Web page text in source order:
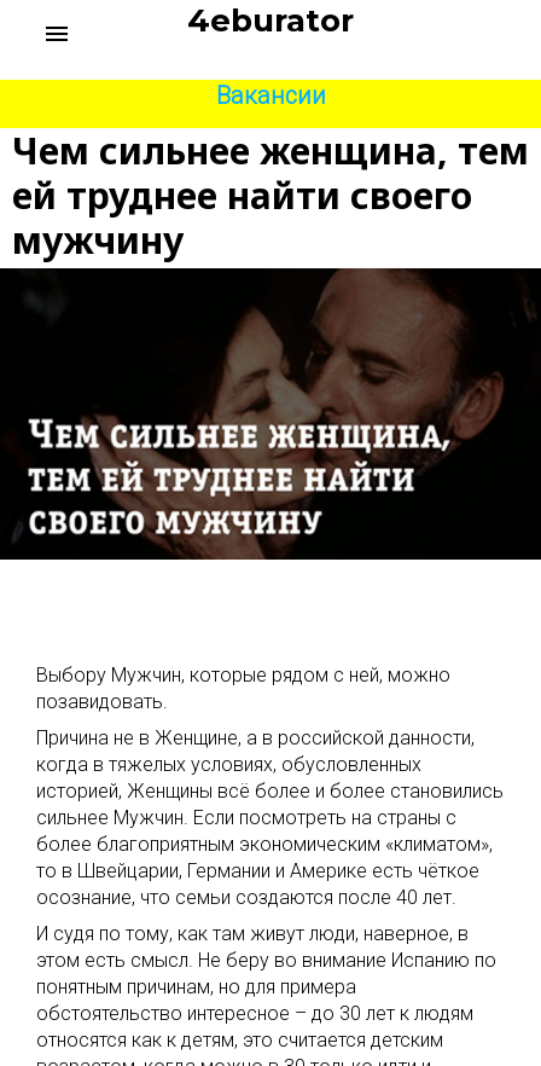
4eburator
menu
Вакансии
Чем сильнее женщина, тем
ей труднее найти своего
мужчину
Выбору Мужчин, которые рядом с ней, можно
позавидовать.
Причина не в Женщине, а в российской данности,
когда в тяжелых условиях, обусловленных
историей, Женщины всё более и более становились
сильнее Мужчин. Если посмотреть на страны с
более благоприятным экономическим «климатом»,
то в Швейцарии, Германии и Америке есть чёткое
осознание, что семьи создаются после 40 лет.
И судя по тому, как там живут люди, наверное, в
этом есть смысл. Не беру во внимание Испанию по
понятным причинам, но для примера
обстоятельство интересное – до 30 лет к людям
относятся как к детям, это считается детским